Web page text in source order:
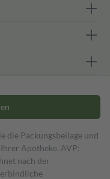
die Packungsbeilage und
Apotheke. AVP:
nach der